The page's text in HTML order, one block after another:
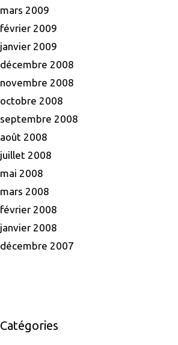
mars 2009
février 2009
janvier 2009
décembre 2008
novembre 2008
octobre 2008
septembre 2008
août 2008
juillet 2008
mai 2008
mars 2008
février 2008
janvier 2008
décembre 2007
Catégories